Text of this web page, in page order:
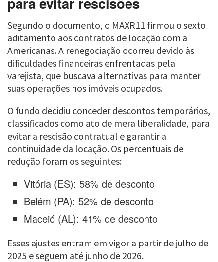
Segundo o documento, o MAXR11 firmou o sexto
aditamento aos contratos de locação com a
Americanas. A renegociação ocorreu devido às
dificuldades financeiras enfrentadas pela
varejista, que buscava alternativas para manter
suas operações nos imóveis ocupados.
O fundo decidiu conceder descontos temporários,
classificados como ato de mera liberalidade, para
evitar a rescisão contratual e garantir a
continuidade da locação. Os percentuais de
redução foram os seguintes:
Vitória (ES): 58% de desconto
Belém (PA): 52% de desconto
Maceió (AL): 41% de desconto
Esses ajustes entram em vigor a partir de julho de
2025 e seguem até junho de 2026.